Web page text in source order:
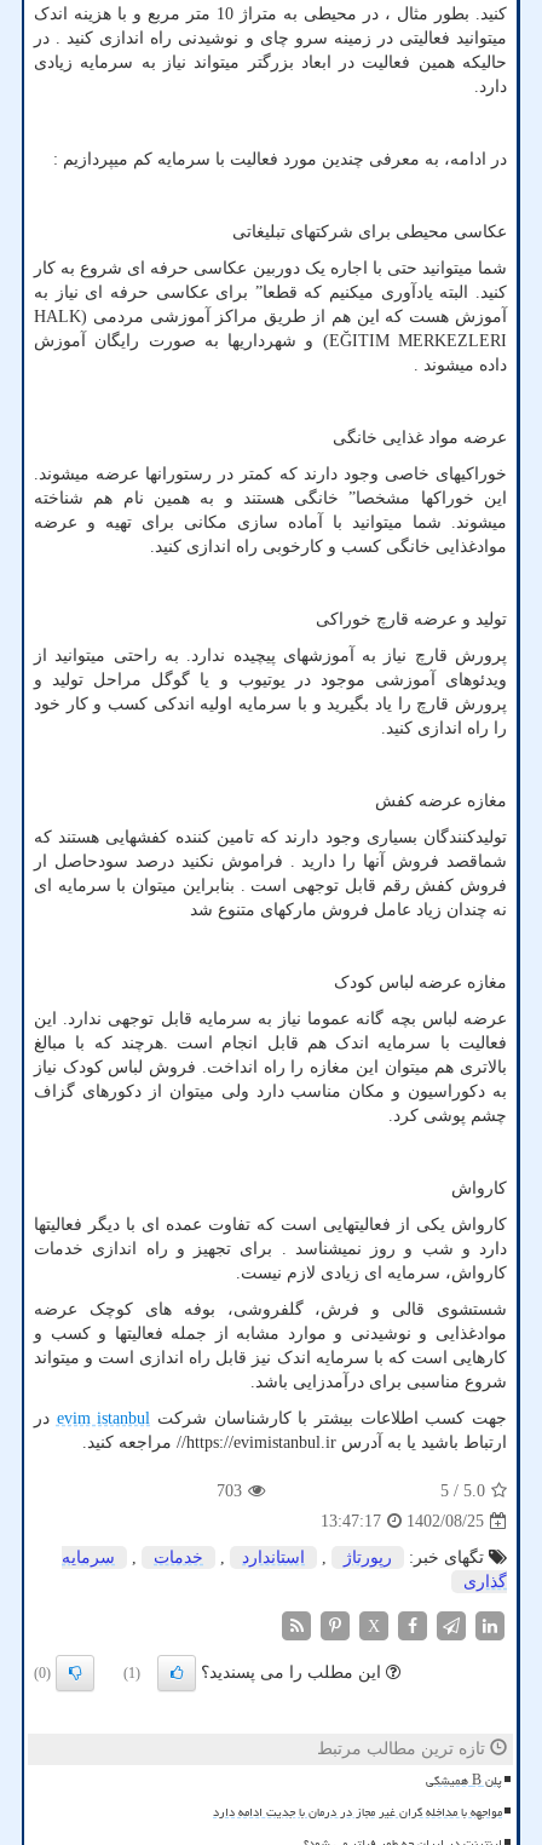
کنید. بطور مثال ، در محیطی به متراژ 10 متر مربع و با هزینه اندک
میتوانید فعالیتی در زمینه سرو چای و نوشیدنی راه اندازی کنید . در
حالیکه همین فعالیت در ابعاد بزرگتر میتواند نیاز به سرمایه زیادی
دارد.
در ادامه، به معرفی چندین مورد فعالیت با سرمایه کم میپردازیم :
عکاسی محیطی برای شرکتهای تبلیغاتی
شما میتوانید حتی با اجاره یک دوربین عکاسی حرفه ای شروع به کار
کنید. البته یادآوری میکنیم که قطعا” برای عکاسی حرفه ای نیاز به
آموزش هست که این هم از طریق مراکز آموزشی مردمی (HALK
EĞITIM MERKEZLERI) و شهرداریها به صورت رایگان آموزش
داده میشوند .
عرضه مواد غذایی خانگی
خوراکیهای خاصی وجود دارند که کمتر در رستورانها عرضه میشوند.
این خوراکها مشخصا” خانگی هستند و به همین نام هم شناخته
میشوند. شما میتوانید با آماده سازی مکانی برای تهیه و عرضه
موادغذایی خانگی کسب و کارخوبی راه اندازی کنید.
تولید و عرضه قارچ خوراکی
پرورش قارچ نیاز به آموزشهای پیچیده ندارد. به راحتی میتوانید از
ویدئوهای آموزشی موجود در یوتیوب و یا گوگل مراحل تولید و
پرورش قارچ را یاد بگیرید و با سرمایه اولیه اندکی کسب و کار خود
را راه اندازی کنید.
مغازه عرضه کفش
تولیدکنندگان بسیاری وجود دارند که تامین کننده کفشهایی هستند که
شماقصد فروش آنها را دارید . فراموش نکنید درصد سودحاصل ار
فروش کفش رقم قابل توجهی است . بنابراین میتوان با سرمایه ای
نه چندان زیاد عامل فروش مارکهای متنوع شد
مغازه عرضه لباس کودک
عرضه لباس بچه گانه عموما نیاز به سرمایه قابل توجهی ندارد. این
فعالیت با سرمایه اندک هم قابل انجام است .هرچند که با مبالغ
بالاتری هم میتوان این مغازه را راه انداخت. فروش لباس کودک نیاز
به دکوراسیون و مکان مناسب دارد ولی میتوان از دکورهای گزاف
چشم پوشی کرد.
کارواش
کارواش یکی از فعالیتهایی است که تفاوت عمده ای با دیگر فعالیتها
دارد و شب و روز نمیشناسد . برای تجهیز و راه اندازی خدمات
کارواش، سرمایه ای زیادی لازم نیست.
شستشوی قالی و فرش، گلفروشی، بوفه های کوچک عرضه
موادغذایی و نوشیدنی و موارد مشابه از جمله فعالیتها و کسب و
کارهایی است که با سرمایه اندک نیز قابل راه اندازی است و میتواند
شروع مناسبی برای درآمدزایی باشد.
جهت کسب اطلاعات بیشتر با کارشناسان شرکت evim istanbul در
ارتباط باشید یا به آدرس https://evimistanbul.ir// مراجعه کنید.
5.0
/ 5
703
1402/08/25
13:47:17
تگهای خبر:
رپورتاژ , استاندارد , خدمات ,
سرمایه
گذاری
X
این مطلب را می پسندید؟ (1)
(0)
تازه ترین مطالب مرتبط
پلن B همیشگی
مواجهه با مداخله گران غیر مجاز در درمان با جدیت ادامه دارد